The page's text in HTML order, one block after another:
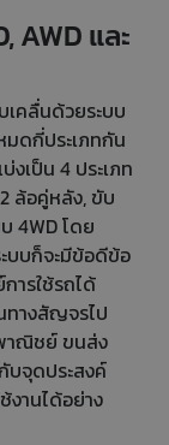
AWD และ
เคลื่นด้วยระบบ
มดกี่ประเภทกัน
งเป็น 4 ประเภท
ล้อคู่หลัง, ขับ
4WD โดย
บบก็จะมีข้อดีข้อ
ารใช้รถได้
ทางสัญจรไป
าณิชย์ ขนส่ง
บจุดประสงค์
งานได้อย่าง